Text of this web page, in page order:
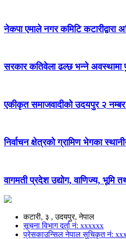
नेकपा एमाले नगर कमिटि
सरकार कतिवेला ढल्छ भन्ने अवस्थामा
एकीकृत समाजवादीको उदयपुर २
निर्वाचन क्षेत्रको ग्रामिण भेगका
वागमती प्रदेश उद्योग, वाणिज्य, भूमि
कटारी, ३ , उदयपुर, नेपाल
सूचना विभाग दर्ता नं: xxxxxx
प्रेसकाउन्सिल नेपाल सुचिकृत नं: